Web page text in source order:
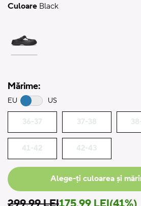
Culoare Black
Mărime:
EU US
36-37 37-38
41-42 42-43
Alege-ți culoarea și